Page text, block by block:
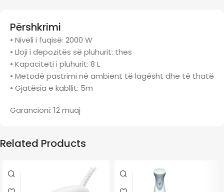
Përshkrimi
• Niveli i fuqisë: 2000 W
• Lloji i depozitës së pluhurit: thes
• Kapaciteti i pluhurit: 8 L
• Metodë pastrimi në ambient të lagësht dhe të thatë
• Gjatësia e kabllit: 5m
Garancioni: 12 muaj
Related Products